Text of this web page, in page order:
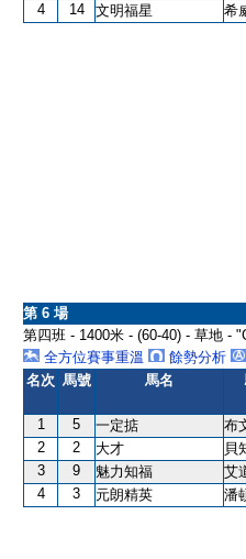
4
14 文明福星 希
第 6 場
第四班 - 1400米 - (60-40) - 草地 -
全方位賽事重溫
餘勢分析
名次 馬號 馬名
1 5 一定掂 布
2
2 大才 貝
3
9 魅力知福 艾
4
3 元朗精英 潘